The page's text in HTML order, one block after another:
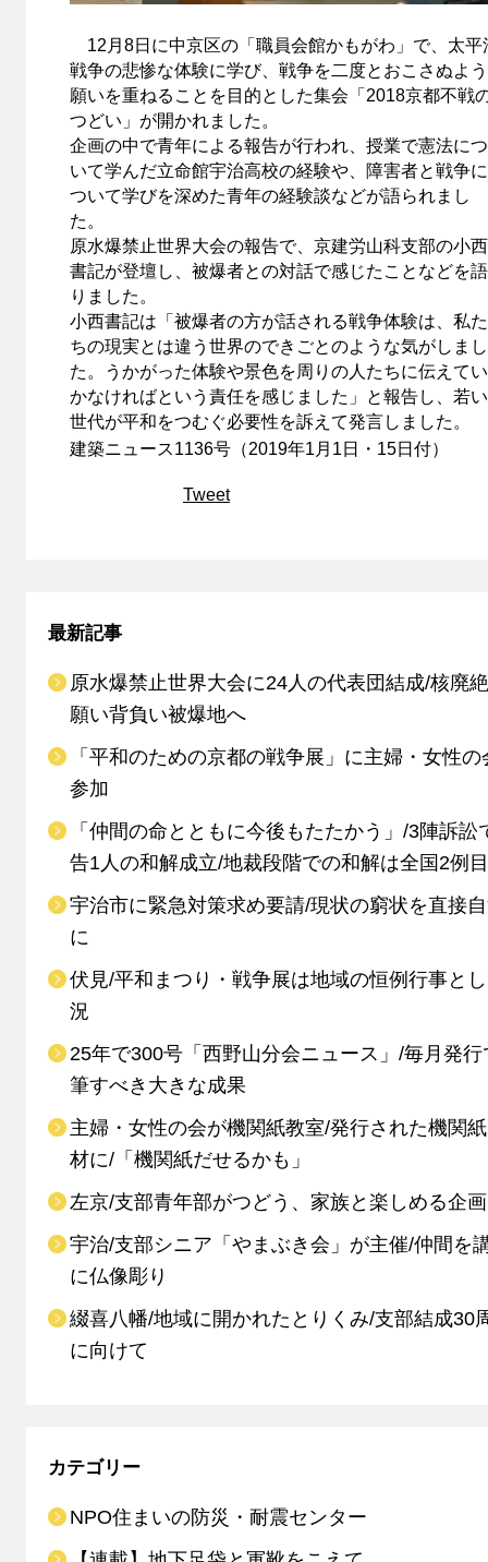
12月8日に中京区の「職員会館かもがわ」で、太平
戦争の悲惨な体験に学び、戦争を二度とおこさぬよう
願いを重ねることを目的とした集会「2018京都不戦
つどい」が開かれました。
企画の中で青年による報告が行われ、授業で憲法につ
いて学んだ立命館宇治高校の経験や、障害者と戦争に
ついて学びを深めた青年の経験談などが語られまし
た。
原水爆禁止世界大会の報告で、京建労山科支部の小西
書記が登壇し、被爆者との対話で感じたことなどを語
りました。
小西書記は「被爆者の方が話される戦争体験は、私た
ちの現実とは違う世界のできごとのような気がしまし
た。うかがった体験や景色を周りの人たちに伝えてい
かなければという責任を感じました」と報告し、若い
世代が平和をつむぐ必要性を訴えて発言しました。
建築ニュース1136号（2019年1月1日・15日付）
Tweet
最新記事
原水爆禁止世界大会に24人の代表団結成/核廃
願い背負い被爆地へ
「平和のための京都の戦争展」に主婦・女性の
参加
「仲間の命とともに今後もたたかう」/3陣訴訟
告1人の和解成立/地裁段階での和解は全国2例目
宇治市に緊急対策求め要請/現状の窮状を直接
に
伏見/平和まつり・戦争展は地域の恒例行事と
況
25年で300号「西野山分会ニュース」/毎月発行
筆すべき大きな成果
主婦・女性の会が機関紙教室/発行された機関
材に/「機関紙だせるかも」
左京/支部青年部がつどう、家族と楽しめる企
宇治/支部シニア「やまぶき会」が主催/仲間を
に仏像彫り
綴喜八幡/地域に開かれたとりくみ/支部結成30
に向けて
カテゴリー
NPO住まいの防災・耐震センター